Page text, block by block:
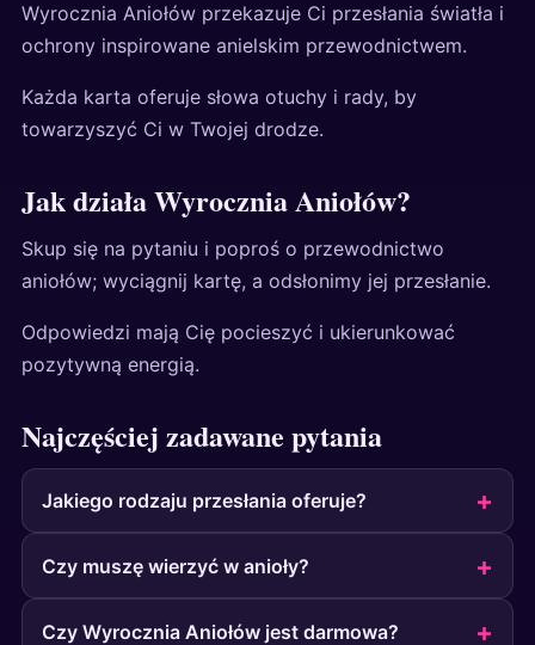
Wyrocznia Aniołów przekazuje Ci przesłania światła i
ochrony inspirowane anielskim przewodnictwem.
Każda karta oferuje słowa otuchy i rady, by
towarzyszyć Ci w Twojej drodze.
Jak działa Wyrocznia Aniołów?
Skup się na pytaniu i poproś o przewodnictwo
aniołów; wyciągnij kartę, a odsłonimy jej przesłanie.
Odpowiedzi mają Cię pocieszyć i ukierunkować
pozytywną energią.
Najczęściej zadawane pytania
Jakiego rodzaju przesłania oferuje?
Czy muszę wierzyć w anioły?
Czy Wyrocznia Aniołów jest darmowa?